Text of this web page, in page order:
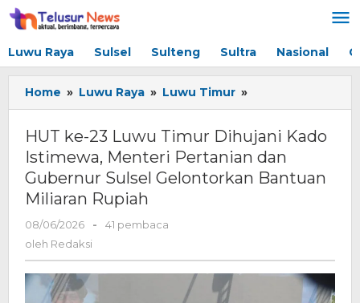
Lewati
ke
Luwu Raya Sulsel Sulteng Sultra Nasional
Home » Luwu Raya » Luwu Timur »
ke-
Luwu
Timur
Dihujani
dan
Gubernur
HUT ke-23 Luwu Timur Dihujani Kado
Istimewa, Menteri Pertanian dan
Gubernur Sulsel Gelontorkan Bantuan
Miliaran Rupiah
08/06/2026
oleh
-
41 pembaca
oleh Redaksi